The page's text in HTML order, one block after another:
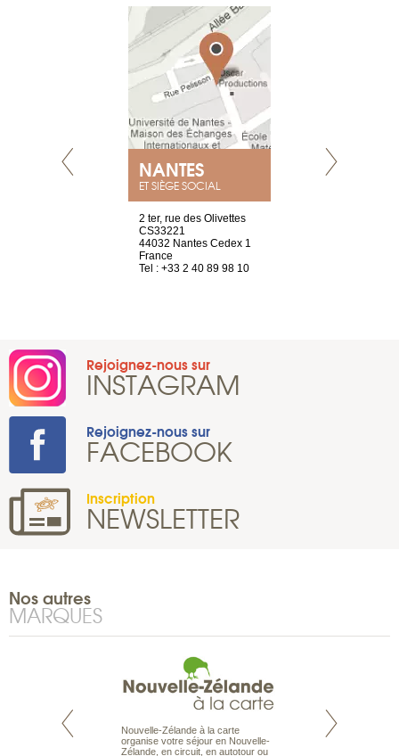
NANTES
ET SIÈGE SOCIAL
2 ter, rue des Olivettes
CS33221
44032 Nantes Cedex 1
France
Tel : +33 2 40 89 98 10
Rejoignez-nous sur
INSTAGRAM
Rejoignez-nous sur
FACEBOOK
Inscription
NEWSLETTER
Nos autres
MARQUES
est le spécialiste
Nouvelle-Zélande à la carte
organise votre séjour en Nouvelle-
Zélande, en circuit, en autotour ou
Notre site